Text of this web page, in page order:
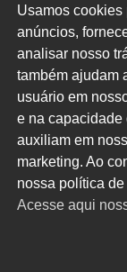
Rua João
E-mail:
Fone: (47) 3371-2100
Acesse nossa política
Direta
Usamos
anúncios,
analisar nosso
também ajudam
usuário em
e na capacidade
auxiliam em
marketing. Ao
nossa política
Acesse aqui